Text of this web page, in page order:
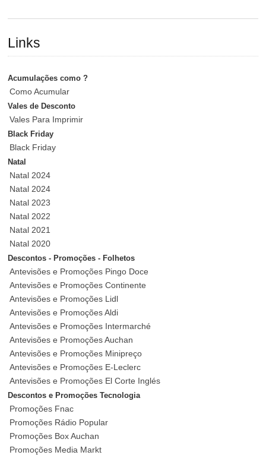
Links
Acumulações como ?
Como Acumular
Vales de Desconto
Vales Para Imprimir
Black Friday
Black Friday
Natal
Natal 2024
Natal 2024
Natal 2023
Natal 2022
Natal 2021
Natal 2020
Descontos - Promoções - Folhetos
Antevisões e Promoções Pingo Doce
Antevisões e Promoções Continente
Antevisões e Promoções Lidl
Antevisões e Promoções Aldi
Antevisões e Promoções Intermarché
Antevisões e Promoções Auchan
Antevisões e Promoções Minipreço
Antevisões e Promoções E-Leclerc
Antevisões e Promoções El Corte Inglés
Descontos e Promoções Tecnologia
Promoções Fnac
Promoções Rádio Popular
Promoções Box Auchan
Promoções Media Markt